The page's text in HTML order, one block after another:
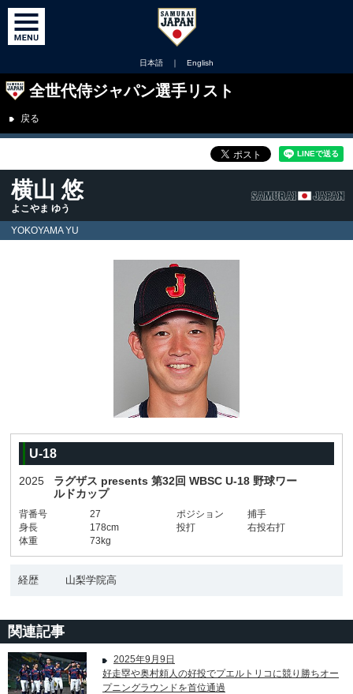
日本語 ｜ English
全世代侍ジャパン選手リスト
戻る
横山 悠
よこやま ゆう
YOKOYAMA YU
U-18
2025
ラグザス presents 第32回 WBSC U-18 野球ワー
ルドカップ
背番号 27 ポジション
捕手
身長
178cm 投打
右投右打
体重
73kg
経歴 山梨学院高
関連記事
2025年9月9日
好走塁や奥村頼人の好投でプエルトリコに競り勝ちオー
プニングラウンドを首位通過